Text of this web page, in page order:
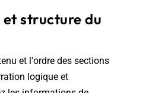
structure du
et l'ordre des sections
logique et